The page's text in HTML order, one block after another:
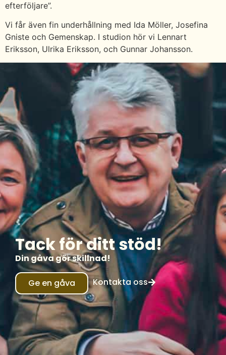
efterföljare”.
Vi får även fin underhållning med Ida Möller, Josefina
Gniste och Gemenskap. I studion hör vi Lennart
Eriksson, Ulrika Eriksson, och Gunnar Johansson.
Tack för ditt stöd!
Din gåva gör skillnad!
Ge en gåva Kontakta oss